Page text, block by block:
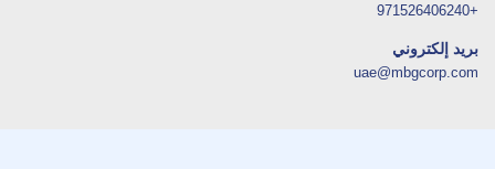
+971526406240
بريد إلكتروني
uae@mbgcorp.com